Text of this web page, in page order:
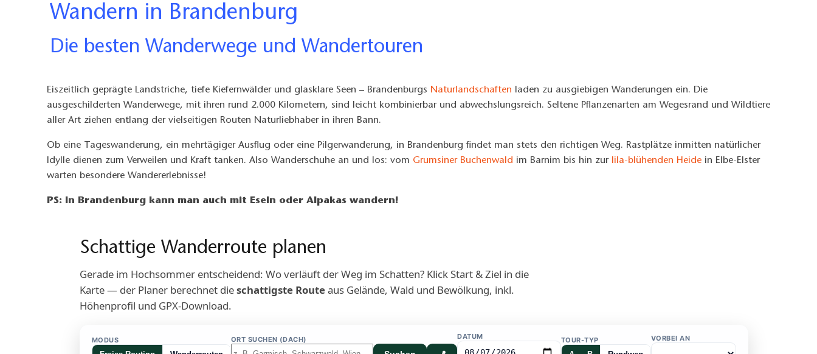
Wandern in Brandenburg
Die besten Wanderwege und Wandertouren
Eiszeitlich geprägte Landstriche, tiefe Kiefernwälder und glasklare Seen – Brandenburgs Naturlandschaften laden zu ausgiebigen Wanderungen ein. Die
ausgeschilderten Wanderwege, mit ihren rund 2.000 Kilometern, sind leicht kombinierbar und abwechslungsreich. Seltene Pflanzenarten am Wegesrand und Wildtiere
aller Art ziehen entlang der vielseitigen Routen Naturliebhaber in ihren Bann.
Ob eine Tageswanderung, ein mehrtägiger Ausflug oder eine Pilgerwanderung, in Brandenburg findet man stets den richtigen Weg. Rastplätze inmitten natürlicher
Idylle dienen zum Verweilen und Kraft tanken. Also Wanderschuhe an und los: vom Grumsiner Buchenwald im Barnim bis hin zur lila-blühenden Heide in Elbe-Elster
warten besondere Wandererlebnisse!
PS: In Brandenburg kann man auch mit Eseln oder Alpakas wandern!
Schattige Wanderroute planen
Gerade im Hochsommer entscheidend: Wo verläuft der Weg im Schatten? Klick Start & Ziel in die
Karte — der Planer berechnet dieschattigste Routeaus Gelände, Wald und Bewölkung, inkl.
Höhenprofil und GPX-Download.